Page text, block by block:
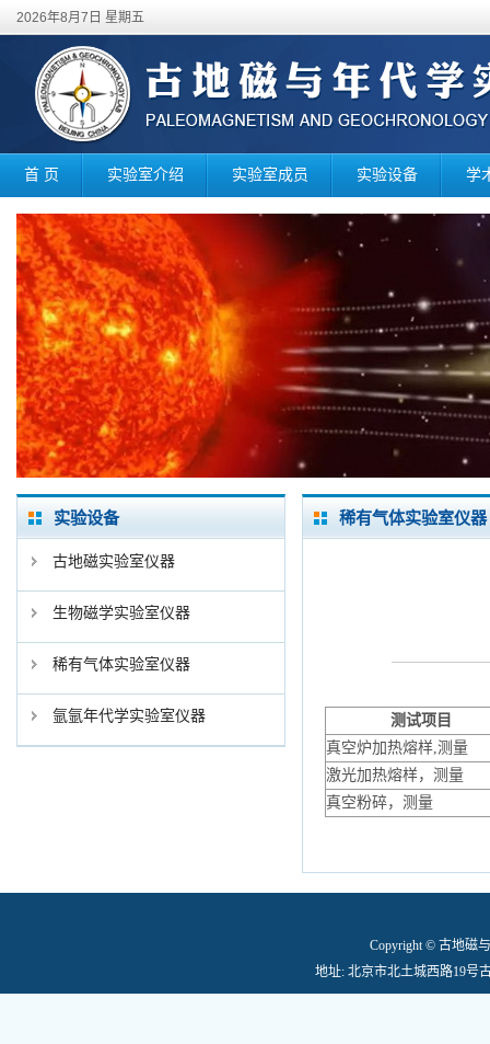
2026年8月7日 星期五
首 页 实验室介绍 实验室成员 实验设备 学
实验设备
古地磁实验室仪器
生物磁学实验室仪器
稀有气体实验室仪器
氩氩年代学实验室仪器
稀有气体实验室仪器
测试项目
真空炉加热熔样,测量
激光加热熔样，测量
真空粉碎，测量
Copyright © 古地磁
地址: 北京市北土城西路19号